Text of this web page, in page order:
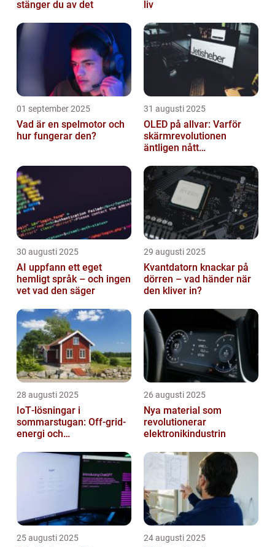
stänger du av det liv
01 september 2025
Vad är en spelmotor och
hur fungerar den?
31 augusti 2025
OLED på allvar: Varför
skärmrevolutionen
äntligen nått
30 augusti 2025
AI uppfann ett eget
hemligt språk – och ingen
vet vad den säger
29 augusti 2025
Kvantdatorn knackar på
dörren – vad händer när
den kliver in?
28 augusti 2025
IoT‑lösningar i
sommarstugan: Off‑grid-
energi och
26 augusti 2025
Nya material som
revolutionerar
elektronikindustrin
25 augusti 2025 24 augusti 2025